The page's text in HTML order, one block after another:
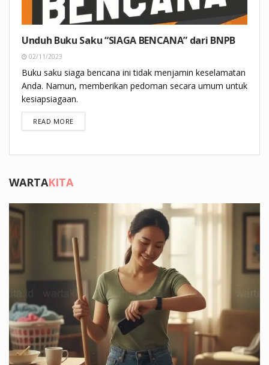
Unduh Buku Saku “SIAGA BENCANA” dari BNPB
02/11/2023
Buku saku siaga bencana ini tidak menjamin keselamatan
Anda. Namun, memberikan pedoman secara umum untuk
kesiapsiagaan.
READ MOREDETAILS
WARTAKITA